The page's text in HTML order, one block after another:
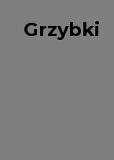
Grzybki